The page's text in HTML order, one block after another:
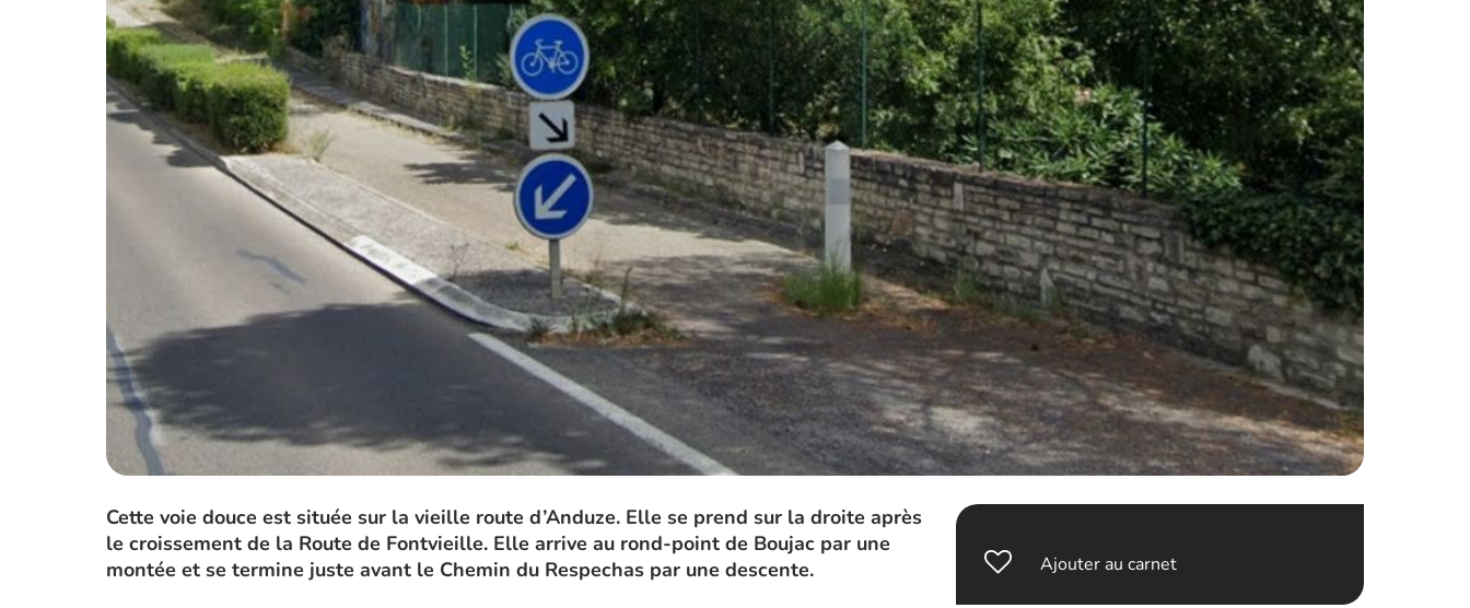
Cette voie douce est située sur la vieille route d’Anduze. Elle se prend sur la droite après
le croissement de la Route de Fontvieille. Elle arrive au rond-point de Boujac par une
montée et se termine juste avant le Chemin du Respechas par une descente.
Ajouter au carnet